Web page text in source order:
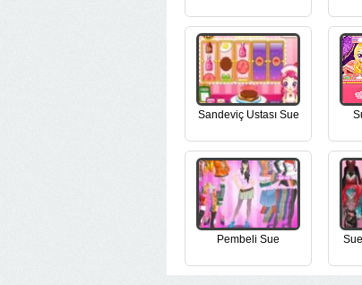
Sandeviç Ustası Sue
Pembeli Sue